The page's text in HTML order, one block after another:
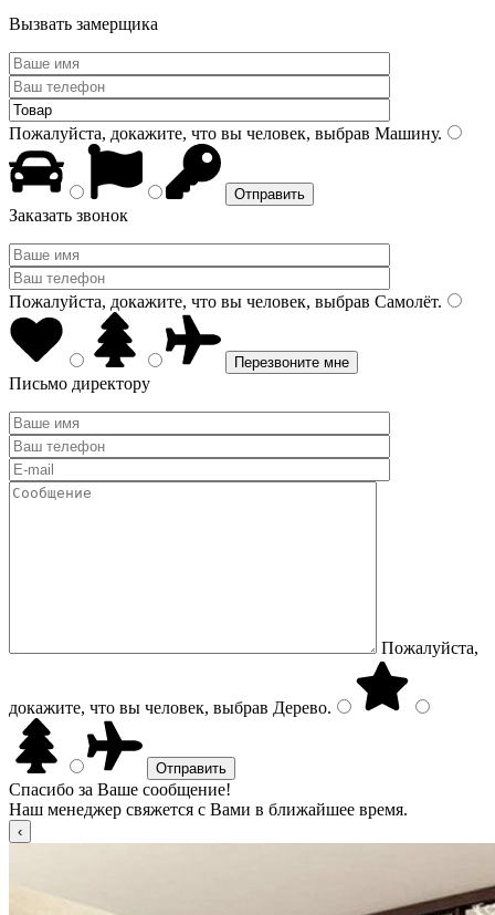
Вызвать замерщика
Пожалуйста, докажите, что вы человек, выбрав Машину.
Заказать звонок
Пожалуйста, докажите, что вы человек, выбрав Самолёт.
Письмо директору
Пожалуйста,
докажите, что вы человек, выбрав Дерево.
Спасибо за Ваше сообщение!
Наш менеджер свяжется с Вами в ближайшее время.